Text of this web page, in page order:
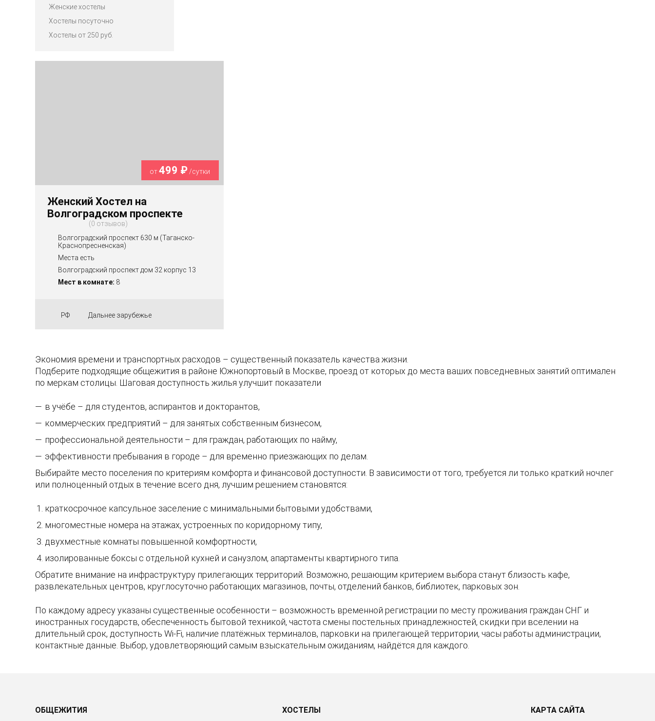
Женские хостелы
Хостелы посуточно
Хостелы от 250 руб.
от499 ₽ /сутки
Женский Хостел на
Волгоградском проспекте
0 отзывов
Волгоградский проспект 630 м (Таганско-
Краснопресненская)
Места есть
Волгоградский проспект дом 32 корпус 13
Мест в комнате: 8
РФ Дальнее зарубежье
Экономия времени и транспортных расходов – существенный показатель качества жизни.
Подберите подходящие общежития в районе Южнопортовый в Москве, проезд от которых до места ваших повседневных занятий оптимален
по меркам столицы. Шаговая доступность жилья улучшит показатели
в учёбе – для студентов, аспирантов и докторантов,
коммерческих предприятий – для занятых собственным бизнесом,
профессиональной деятельности – для граждан, работающих по найму,
эффективности пребывания в городе – для временно приезжающих по делам.
Выбирайте место поселения по критериям комфорта и финансовой доступности. В зависимости от того, требуется ли только краткий ночлег
или полноценный отдых в течение всего дня, лучшим решением становятся:
краткосрочное капсульное заселение с минимальными бытовыми удобствами,
многоместные номера на этажах, устроенных по коридорному типу,
двухместные комнаты повышенной комфортности,
изолированные боксы с отдельной кухней и санузлом, апартаменты квартирного типа.
Обратите внимание на инфраструктуру прилегающих территорий. Возможно, решающим критерием выбора станут близость кафе,
развлекательных центров, круглосуточно работающих магазинов, почты, отделений банков, библиотек, парковых зон.
По каждому адресу указаны существенные особенности – возможность временной регистрации по месту проживания граждан СНГ и
иностранных государств, обеспеченность бытовой техникой, частота смены постельных принадлежностей, скидки при вселении на
длительный срок, доступность Wi-Fi, наличие платёжных терминалов, парковки на прилегающей территории, часы работы администрации,
контактные данные. Выбор, удовлетворяющий самым взыскательным ожиданиям, найдётся для каждого.
ОБЩЕЖИТИЯ ХОСТЕЛЫ КАРТА САЙТА